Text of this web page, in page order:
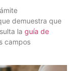
demuestra que
la guía de
campos